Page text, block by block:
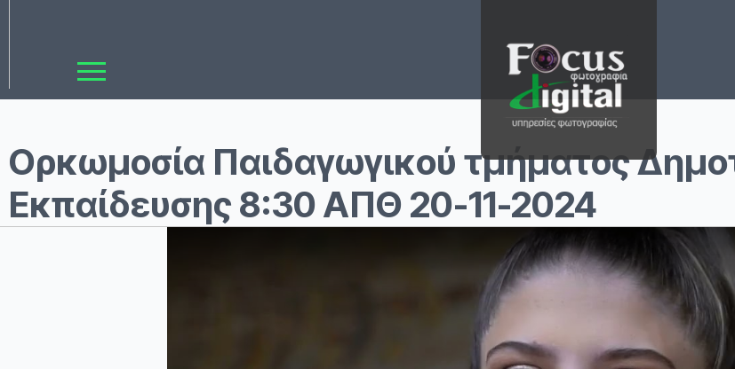
Ορκωμοσία Παιδαγωγικού τμήματος
Εκπαίδευσης 8:30 ΑΠΘ 20-11-2024